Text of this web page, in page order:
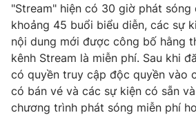
Tư vấn
Chuyên mục khác
Emagazine Podcast
Photo
"Stream" hiện có 30 giờ phát sóng
khoảng 45 buổi biểu diễn, các sự
nội dung mới được công bố hằng
kênh Stream là miễn phí. Sau khi
có quyền truy cập độc quyền vào
có bán vé và các sự kiện có sẵn
chương trình phát sóng miễn phí